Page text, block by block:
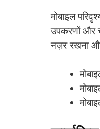
मोबाइल
उपकरणों और
नज़र रखना